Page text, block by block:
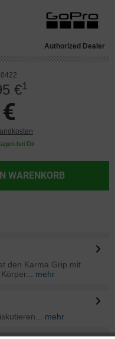
Authorized Dealer
€1
bei Dir
WARENKORB
den Karma Grip mit
mehr
mehr